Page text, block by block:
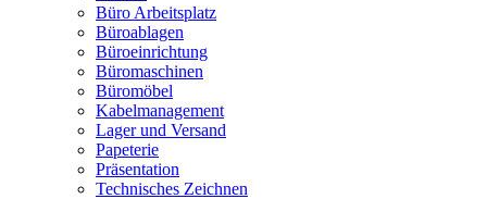
Büro Arbeitsplatz
Büroablagen
Büroeinrichtung
Büromaschinen
Büromöbel
Kabelmanagement
Lager und Versand
Papeterie
Präsentation
Technisches Zeichnen